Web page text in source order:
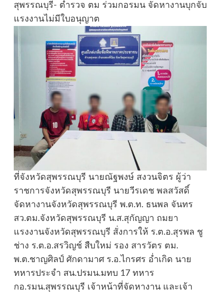
สุพรรณบุรี- ตำรวจ ตม ร่วมกอรมน จัดหางานบุกจับ
แรงงานไม่มีใบอนุญาต
ที่จังหวัดสุพรรณบุรี นายณัฐพงษ์ สงวนจิตร ผู้ว่า
ราชการจังหวัดสุพรรณบุรี นายวีรเดช พลสวัสดิ์
จัดหางานจังหวัดสุพรรณบุรี พ.ต.ท. ธนพล จันทร
สว.ตม.จังหวัดสุพรรณบุรี น.ส.สุกัญญา ถมยา
แรงงานจังหวัดสุพรรณบุรี สั่งการให้ ร.ต.อ.สุรพล ชู
ช่าง ร.ต.อ.สรวิญช์ สืบใหม่ รอง สารวัตร ตม.
พ.ต.ชาญศิลป์ ศักดามาศ ร.อ.ไกรศร อ่ำเกิด นาย
ทหารประจำ สน.ปรมน.มทบ 17 ทหาร
กอ.รมน.สุพรรณบุรี เจ้าหน้าที่จัดหางาน และเจ้า